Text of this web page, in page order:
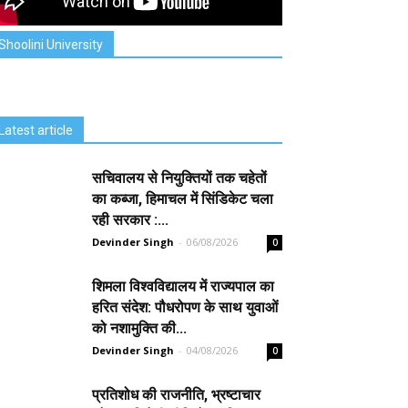
University
article
सचिवालय से नियुक्तियों तक चहेतों
का कब्जा, हिमाचल में सिंडिकेट चला
रही सरकार :...
Devinder Singh - 06/08/2026 0
शिमला विश्वविद्यालय में राज्यपाल का
हरित संदेश: पौधरोपण के साथ युवाओं
को नशामुक्ति की...
Devinder Singh - 04/08/2026 0
प्रतिशोध की राजनीति, भ्रष्टाचार